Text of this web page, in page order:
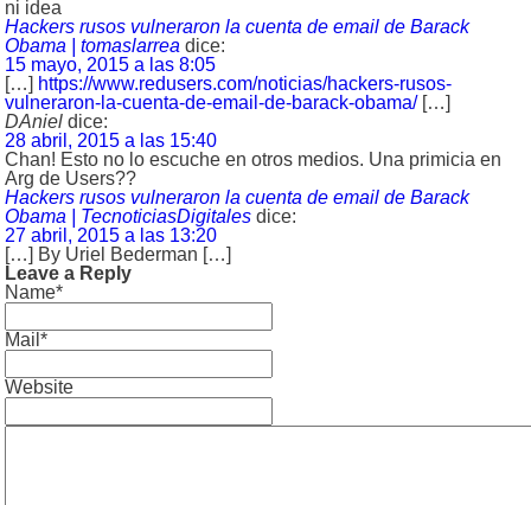
ni idea
Hackers rusos vulneraron la cuenta de email de Barack
Obama | tomaslarrea dice:
15 mayo, 2015 a las 8:05
[…] https://www.redusers.com/noticias/hackers-rusos-
vulneraron-la-cuenta-de-email-de-barack-obama/[…]
DAniel dice:
28 abril, 2015 a las 15:40
Chan! Esto no lo escuche en otros medios. Una primicia en
Arg de Users??
Hackers rusos vulneraron la cuenta de email de Barack
Obama | TecnoticiasDigitales dice:
27 abril, 2015 a las 13:20
[…] By Uriel Bederman […]
Leave a Reply
Name*
Mail*
Website